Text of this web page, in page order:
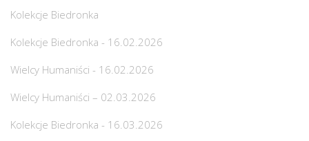
Kolekcje Biedronka
Kolekcje Biedronka - 16.02.2026
Wielcy Humaniści - 16.02.2026
Wielcy Humaniści – 02.03.2026
Kolekcje Biedronka - 16.03.2026